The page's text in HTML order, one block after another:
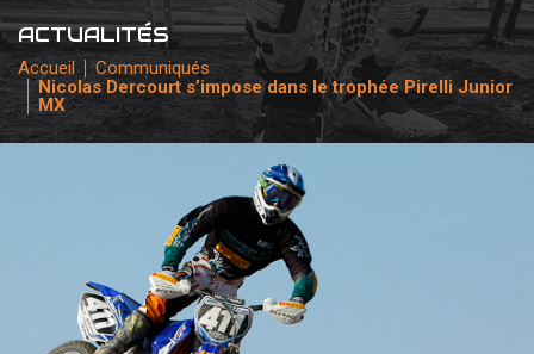
CHAMPIONNAT
PARTENAIRES
accéder à la billetterie
ACTUALITÉS
Accueil
Communiqués
Nicolas Dercourt s’impose dans le trophée Pirelli Junior
MX